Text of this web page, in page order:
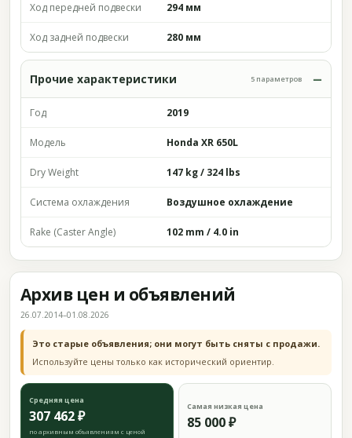
Ход передней подвески 294 мм
Ход задней подвески 280 мм
Прочие характеристики 5 параметров
Год 2019
Модель Honda XR 650L
Dry Weight 147 kg / 324 lbs
Система охлаждения Воздушное охлаждение
Rake (Caster Angle) 102 mm / 4.0 in
Архив цен и объявлений
26.07.2014–01.08.2026
Это старые объявления; они могут быть сняты с продажи.
Используйте цены только как исторический ориентир.
Средняя цена
307 462 ₽
по архивным объявлениям с ценой
Самая низкая цена
85 000 ₽